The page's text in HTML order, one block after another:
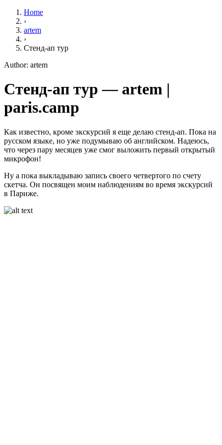
Home
›
artem
›
Стенд-ап тур
Author: artem
Стенд-ап тур — artem |
paris.camp
Как известно, кроме экскурсий я еще делаю стенд-ап. Пока на
русском языке, но уже подумываю об английском. Надеюсь,
что через пару месяцев уже смог выложить первый открытый
микрофон!
Ну а пока выкладываю запись своего четвертого по счету
скетча. Он посвящен моим наблюдениям во время экскурсий
в Париже.